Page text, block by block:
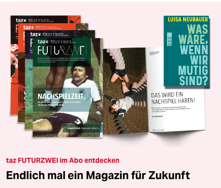
taz FUTURZWEI im Abo entdecken
Endlich mal ein Magazin für Zukunft